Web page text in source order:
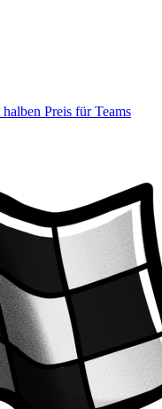
Preis für Teams